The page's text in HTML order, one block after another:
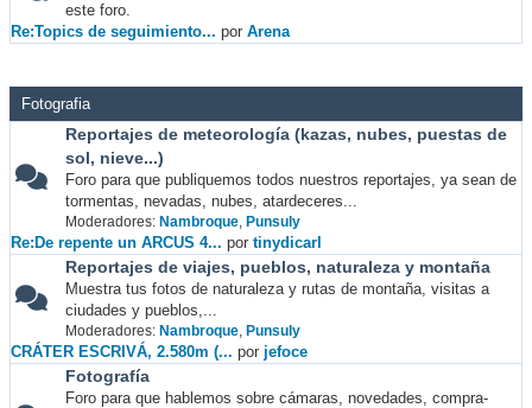
este foro.
Re:Topics de seguimiento... por Arena
Fotografia
Reportajes de meteorología (kazas, nubes, puestas de
sol, nieve...)
Foro para que publiquemos todos nuestros reportajes, ya sean de
tormentas, nevadas, nubes, atardeceres...
Moderadores: Nambroque, Punsuly
Re:De repente un ARCUS 4... por tinydicarl
Reportajes de viajes, pueblos, naturaleza y montaña
Muestra tus fotos de naturaleza y rutas de montaña, visitas a
ciudades y pueblos,...
Moderadores: Nambroque, Punsuly
CRÁTER ESCRIVÁ, 2.580m (... por jefoce
Fotografía
Foro para que hablemos sobre cámaras, novedades, compra-